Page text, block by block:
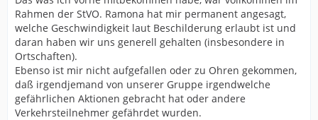
Rahmen der StVO. Ramona hat mir permanent angesagt,
welche Geschwindigkeit laut Beschilderung erlaubt ist und
daran haben wir uns generell gehalten (insbesondere in
Ortschaften).
Ebenso ist mir nicht aufgefallen oder zu Ohren gekommen,
daß irgendjemand von unserer Gruppe irgendwelche
gefährlichen Aktionen gebracht hat oder andere
Verkehrsteilnehmer gefährdet wurden.